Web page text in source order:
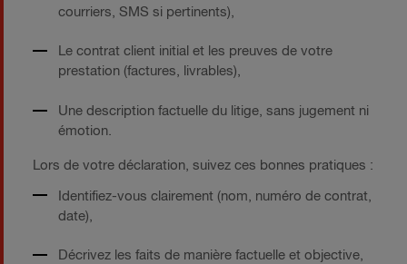
courriers, SMS si pertinents),
Le contrat client initial et les preuves de votre
prestation (factures, livrables),
Une description factuelle du litige, sans jugement ni
émotion.
Lors de votre déclaration, suivez ces bonnes pratiques :
Identifiez-vous clairement (nom, numéro de contrat,
date),
Décrivez les faits de manière factuelle et objective,